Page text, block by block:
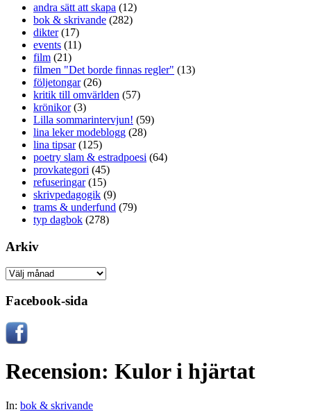
andra sätt att skapa (12)
bok & skrivande (282)
dikter(17)
events (11)
film (21)
filmen "Det borde finnas regler" (13)
följetongar(26)
kritik till omvärlden (57)
krönikor(3)
Lilla sommarintervjun! (59)
lina leker modeblogg (28)
lina tipsar(125)
poetry slam & estradpoesi (64)
provkategori (45)
refuseringar(15)
skrivpedagogik (9)
trams & underfund (79)
typ dagbok (278)
Arkiv
Arkiv
Facebook-sida
Recension: Kulor i hjärtat
In: bok & skrivande